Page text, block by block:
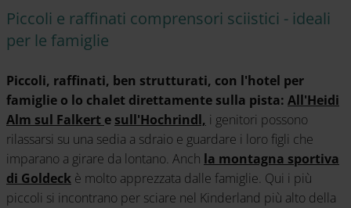
Piccoli e raffinati comprensori sciistici - ideali
per le famiglie
Piccoli, raffinati, ben strutturati, con l'hotel per
famiglie o lo chalet direttamente sulla pista: All'Heidi
Alm sul Falkert e sull'Hochrindl, i genitori possono
rilassarsi su una sedia a sdraio e guardare i loro figli che
imparano a girare da lontano. Anch la montagna sportiva
di Goldeck è molto apprezzata dalle famiglie. Qui i più
piccoli si incontrano per sciare nel Kinderland più alto della